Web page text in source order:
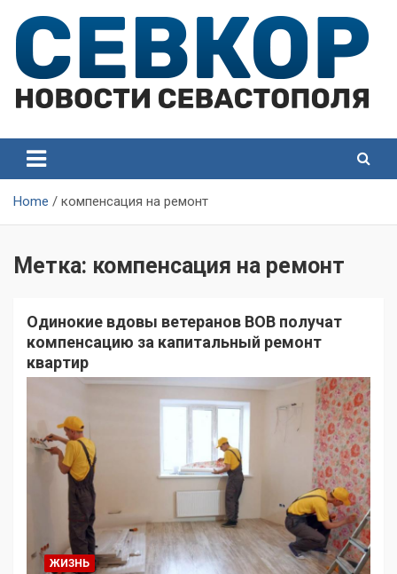
content
Севастополя
Севастополя
Home компенсация на ремонт
Метка: компенсация на ремонт
Одинокие вдовы ветеранов ВОВ получат
компенсацию за капитальный ремонт
квартир
ЖИЗНЬ